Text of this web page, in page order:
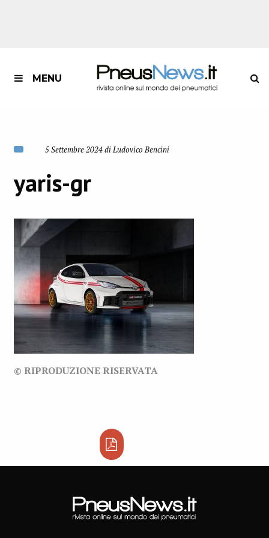
MENU
5 Settembre 2024 di Ludovico Bencini
yaris-gr
© RIPRODUZIONE RISERVATA